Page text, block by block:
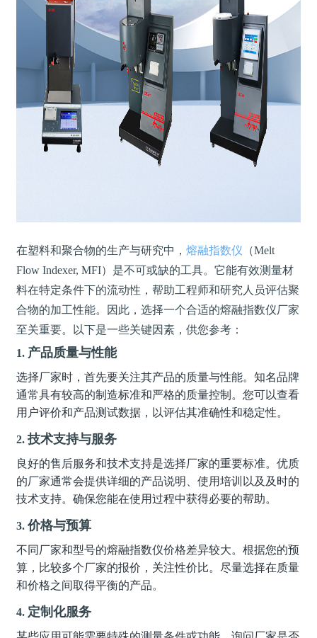
在塑料和聚合物的生产与研究中，熔融指数仪 （Melt
Flow Indexer, MFI）是不可或缺的工具。它能有效测量材
料在特定条件下的流动性，帮助工程师和研究人员评估聚
合物的加工性能。因此，选择一个合适的熔融指数仪厂家
至关重要。以下是一些关键因素，供您参考：
1. 产品质量与性能
选择厂家时，首先要关注其产品的质量与性能。知名品牌
通常具有较高的制造标准和严格的质量控制。您可以查看
用户评价和产品测试数据，以评估其准确性和稳定性。
2.技术支持与服务
良好的售后服务和技术支持是选择厂家的重要标准。优质
的厂家通常会提供详细的产品说明、使用培训以及及时的
技术支持。确保您能在使用过程中获得必要的帮助。
3.价格与预算
不同厂家和型号的熔融指数仪价格差异较大。根据您的预
算，比较多个厂家的报价，关注性价比。尽量选择在质量
和价格之间取得平衡的产品。
4. 定制化服务